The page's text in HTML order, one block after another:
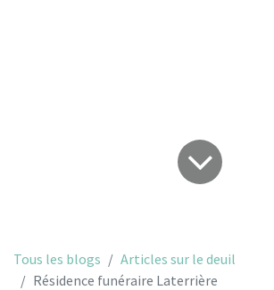
Tous les blogs
Articles sur le deuil
Résidence funéraire Laterrière